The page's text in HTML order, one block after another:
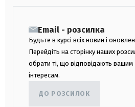
Email - розсилка
Будьте в курсі всіх новин і
Перейдіть на сторінку наших
обрати ті, що відповідають вашим
інтересам.
ДО РОЗСИЛОК